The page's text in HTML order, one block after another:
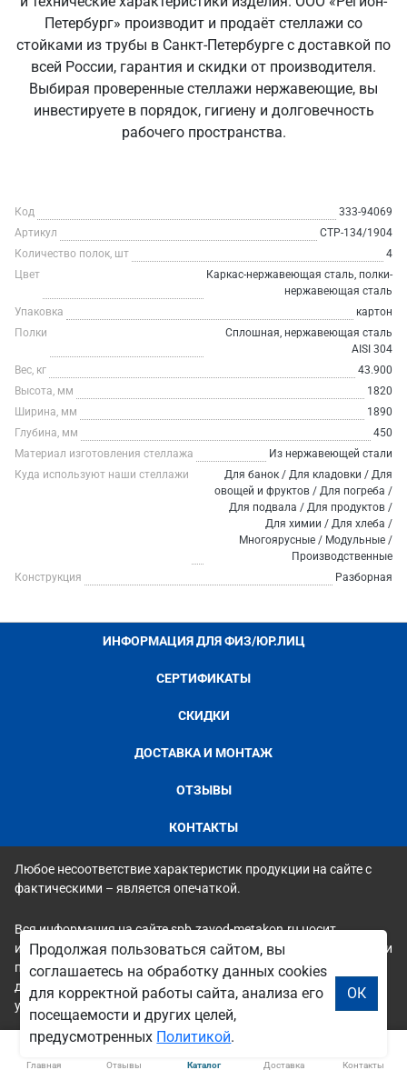
Петербург» производит и продаёт стеллажи со
стойками из трубы в Санкт‑Петербурге с доставкой по
всей России, гарантия и скидки от производителя.
Выбирая проверенные стеллажи нержавеющие, вы
инвестируете в порядок, гигиену и долговечность
рабочего пространства.
Код
333-94069
Артикул
СТР-134/1904
Количество полок, шт
4
Цвет
Каркас-нержавеющая сталь, полки-
нержавеющая сталь
Упаковка
картон
Полки
Сплошная, нержавеющая сталь
AISI 304
Вес, кг
43.900
Высота, мм
1820
Ширина, мм
1890
Глубина, мм
450
Материал изготовления стеллажа
Из нержавеющей стали
Куда используют наши стеллажи
Для банок / Для кладовки / Для
овощей и фруктов / Для погреба /
Для подвала / Для продуктов /
Для химии / Для хлеба /
Многоярусные / Модульные /
Производственные
Конструкция
Разборная
ИНФОРМАЦИЯ ДЛЯ ФИЗ/ЮР.ЛИЦ
СЕРТИФИКАТЫ
СКИДКИ
ДОСТАВКА И МОНТАЖ
ОТЗЫВЫ
КОНТАКТЫ
Любое несоответствие характеристик продукции на сайте с
фактическими – является опечаткой.
Вся информация на сайте spb.zavod-metakon.ru носит
исключительно ознакомительный и справочный характер и ни
при каких условиях не является публичной офертой. Всю
дополнительную информацию можно узнать по телефонам
указанным на сайте.
Главная Отзывы Каталог Доставка Контакты
Продолжая пользоваться сайтом, вы
соглашаетесь на обработку данных cookies
для корректной работы сайта, анализа его
посещаемости и других целей,
предусмотренных Политикой.
ОК